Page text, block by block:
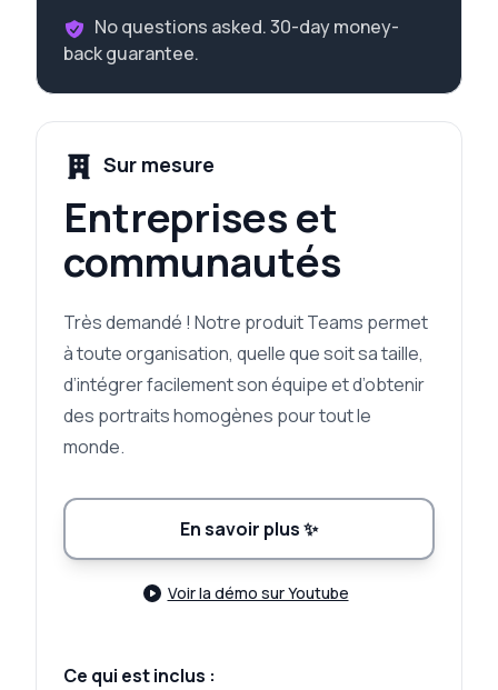
No questions asked. 30-day money-
back guarantee.
Sur mesure
Entreprises et
communautés
Très demandé ! Notre produit Teams permet
à toute organisation, quelle que soit sa taille,
d’intégrer facilement son équipe et d’obtenir
des portraits homogènes pour tout le
monde.
En savoir plus✨
Voir la démo sur Youtube
Ce qui est inclus :